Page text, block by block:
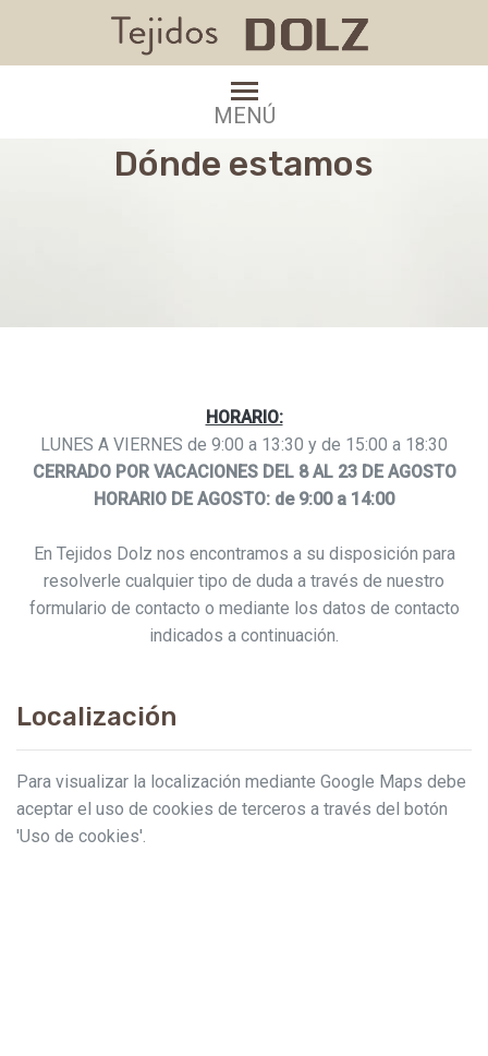
MENÚ
Dónde estamos
HORARIO:
LUNES A VIERNES de 9:00 a 13:30 y de 15:00 a 18:30
CERRADO POR VACACIONES DEL 8 AL 23 DE AGOSTO
HORARIO DE AGOSTO: de 9:00 a 14:00
En Tejidos Dolz nos encontramos a su disposición para
resolverle cualquier tipo de duda a través de nuestro
formulario de contacto o mediante los datos de contacto
indicados a continuación.
Localización
Para visualizar la localización mediante Google Maps debe
aceptar el uso de cookies de terceros a través del botón
'Uso de cookies'.